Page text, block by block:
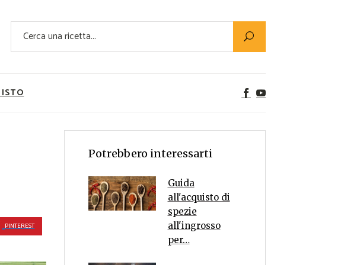
Cerca
Facili e Veloci
Primi Piatti
Dolci
Carne
Secondi
Ricette
per Ingrediente
Utility
Super Alimenti
Ricette Vegetariane
Rumors
PINTEREST
Potrebbero interessarti
Guida
all'acquisto di
spezie
all'ingrosso
per…